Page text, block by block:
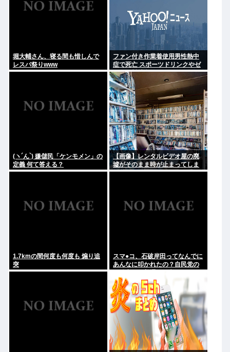
堀大輔さん、寝る間も惜しんで
レスバ祭りwww
ファン付き作業着使用男性熱中
症で死亡 スポーツドリンクやゼ
リー飲料持参も
(ヽ´ん`) 嫌儲民「ケンモメン」の
定義 何て答える？
【画像】レンタルビデオ屋の廃
墟がそのまま時が止まってしま
っていると話題に
1.7kmの間何度も何度も 煽り追
突
スマ●コ、石破岸田ってなんでに
あんなに叩かれたの？自民党の